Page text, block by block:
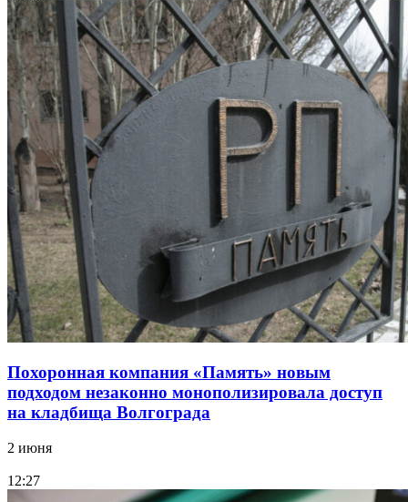
Похоронная компания «Память» новым
подходом незаконно монополизировала доступ
на кладбища Волгограда
2 июня
12:27